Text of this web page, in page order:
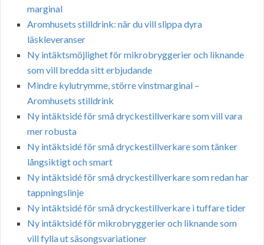
marginal
Aromhusets stilldrink: när du vill slippa dyra
läskleveranser
Ny intäktsmöjlighet för mikrobryggerier och liknande
som vill bredda sitt erbjudande
Mindre kylutrymme, större vinstmarginal –
Aromhusets stilldrink
Ny intäktsidé för små dryckestillverkare som vill vara
mer robusta
Ny intäktsidé för små dryckestillverkare som tänker
långsiktigt och smart
Ny intäktsidé för små dryckestillverkare som redan har
tappningslinje
Ny intäktsidé för små dryckestillverkare i tuffare tider
Ny intäktsidé för mikrobryggerier och liknande som
vill fylla ut säsongsvariationer